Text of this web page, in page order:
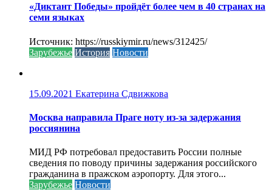
«Диктант Победы» пройдёт более чем в 40 странах на
семи языках
Источник: https://russkiymir.ru/news/312425/
Зарубежье История Новости
15.09.2021 Екатерина Сдвижкова
Москва направила Праге ноту из-за задержания
россиянина
МИД РФ потребовал предоставить России полные
сведения по поводу причины задержания российского
гражданина в пражском аэропорту. Для этого...
Зарубежье Новости